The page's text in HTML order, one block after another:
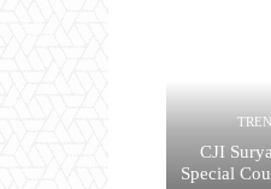
CJI
Special